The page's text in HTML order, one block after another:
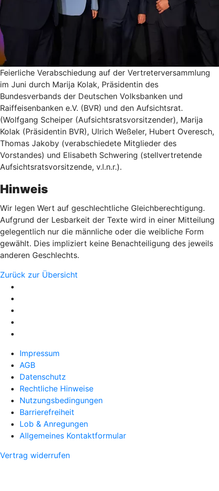
Feierliche Verabschiedung auf der Vertreterversammlung
im Juni durch Marija Kolak, Präsidentin des
Bundesverbands der Deutschen Volksbanken und
Raiffeisenbanken e.V. (BVR) und den Aufsichtsrat.
(Wolfgang Scheiper (Aufsichtsratsvorsitzender), Marija
Kolak (Präsidentin BVR), Ulrich Weßeler, Hubert Overesch,
Thomas Jakoby (verabschiedete Mitglieder des
Vorstandes) und Elisabeth Schwering (stellvertretende
Aufsichtsratsvorsitzende, v.l.n.r.).
Hinweis
Wir legen Wert auf geschlechtliche Gleichberechtigung.
Aufgrund der Lesbarkeit der Texte wird in einer Mitteilung
gelegentlich nur die männliche oder die weibliche Form
gewählt. Dies impliziert keine Benachteiligung des jeweils
anderen Geschlechts.
Zurück zur Übersicht
Impressum
AGB
Datenschutz
Rechtliche Hinweise
Nutzungsbedingungen
Barrierefreiheit
Lob & Anregungen
Allgemeines Kontaktformular
Vertrag widerrufen